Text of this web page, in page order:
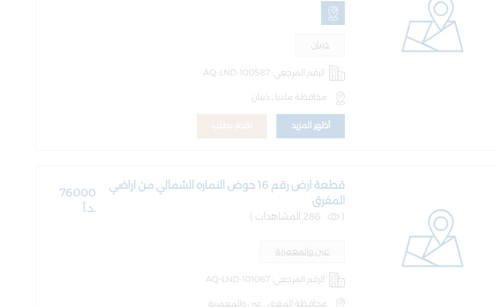
ذيبان
الرقم المرجعي: AQ-LND-100587
محافظة مادبا , ذيبان
أظهر المزيد
قطعة ارض رقم 16 حوض النماره الشمالي من اراضي
المفرق
(
76000
.د.أ
عين والمعمرية
الرقم المرجعي: AQ-LND-101067
محافظة المفرق , عين والمعمرية